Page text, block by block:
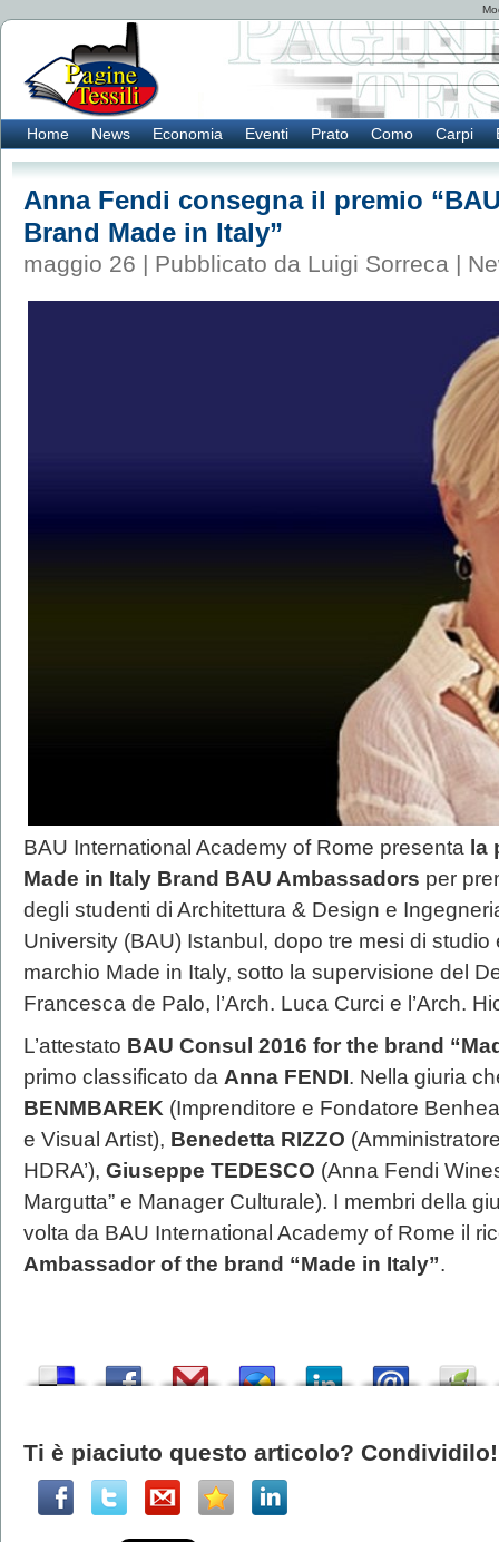
Home News Economia Eventi Prato Como Carpi
Anna Fendi consegna il premio
Brand Made in Italy”
maggio 26 | Pubblicato da Luigi Sorreca |
BAU International Academy of Rome presenta la
Made in Italy Brand BAU Ambassadors per
degli studenti di Architettura & Design e
University (BAU) Istanbul, dopo tre mesi di
marchio Made in Italy, sotto la supervisione del
Francesca de Palo, l’Arch. Luca Curci e l’Arch.
L’attestato BAU Consul 2016 for the brand
primo classificato da Anna FENDI. Nella giuria
BENMBAREK (Imprenditore e Fondatore
e Visual Artist), Benedetta RIZZO
HDRA’), Giuseppe TEDESCO (Anna Fendi
Margutta” e Manager Culturale). I membri della
volta da BAU International Academy of Rome il
Ambassador of the brand “Made in Italy”.
Ti è piaciuto questo articolo? Condividilo!